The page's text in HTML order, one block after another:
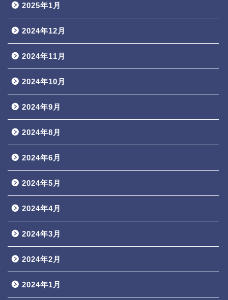
2025年1月
2024年12月
2024年11月
2024年10月
2024年9月
2024年8月
2024年6月
2024年5月
2024年4月
2024年3月
2024年2月
2024年1月